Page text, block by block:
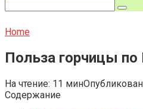
Home
Польза горчицы
На чтение: 11 мин
Содержание